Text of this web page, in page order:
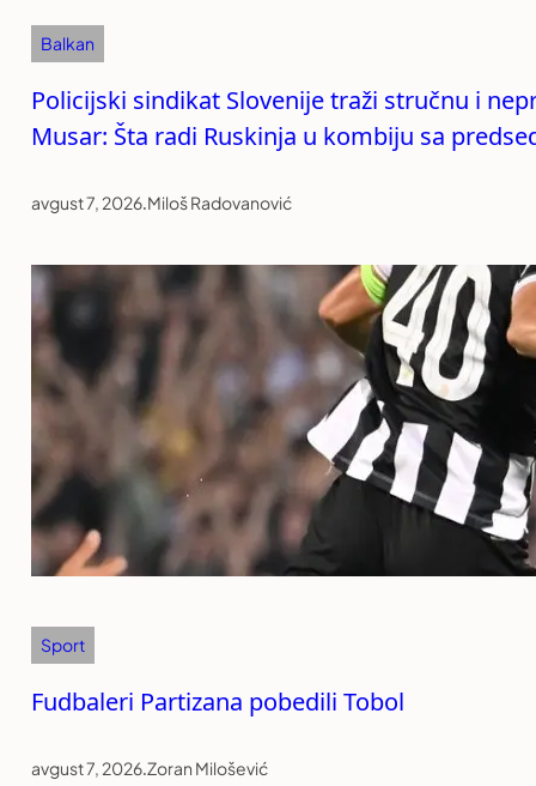
Balkan
Policijski sindikat Slovenije traži stručnu i
Musar: Šta radi Ruskinja u kombiju sa
avgust 7, 2026.Miloš Radovanović
Sport
Fudbaleri Partizana pobedili Tobol
avgust 7, 2026.Zoran Milošević